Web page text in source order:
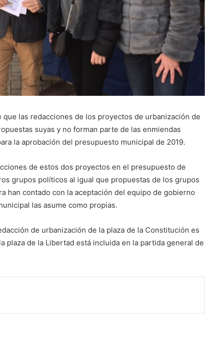
las redacciones de los proyectos de urbanización de
suyas y no forman parte de las enmiendas
la aprobación del presupuesto municipal de 2019.
de estos dos proyectos en el presupuesto de
grupos políticos al igual que propuestas de los grupos
han contado con la aceptación del equipo de gobierno
las asume como propias.
de urbanización de la plaza de la Constitución es
plaza de la Libertad está incluida en la partida general de